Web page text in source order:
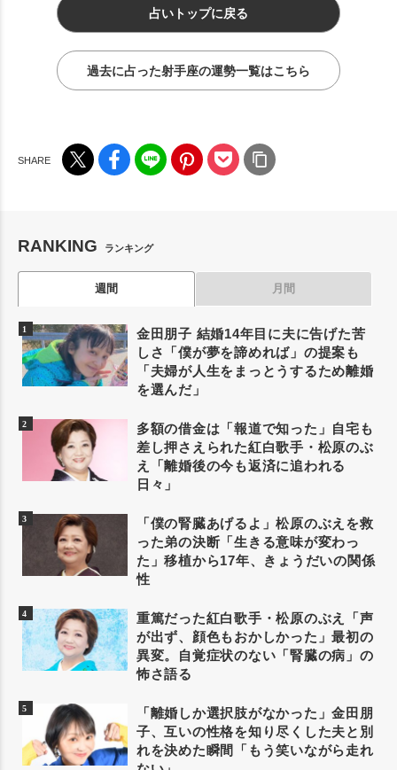
占いトップに戻る
過去に占った射手座の運勢一覧はこちら
RANKING ランキング
週間 月間
金田朋子 結婚14年目に夫に告げた苦
しさ「僕が夢を諦めれば」の提案も
「夫婦が人生をまっとうするため離婚
を選んだ」
多額の借金は「報道で知った」自宅も
差し押さえられた紅白歌手・松原のぶ
え「離婚後の今も返済に追われる
日々」
「僕の腎臓あげるよ」松原のぶえを救
った弟の決断「生きる意味が変わっ
た」移植から17年、きょうだいの関係
性
重篤だった紅白歌手・松原のぶえ「声
が出ず、顔色もおかしかった」最初の
異変。自覚症状のない「腎臓の病」の
怖さ語る
「離婚しか選択肢がなかった」金田朋
子、互いの性格を知り尽くした夫と別
れを決めた瞬間「もう笑いながら走れ